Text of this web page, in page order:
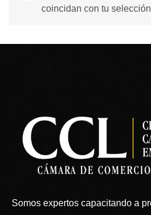
coincidan con tu
Somos expertos capacitando a